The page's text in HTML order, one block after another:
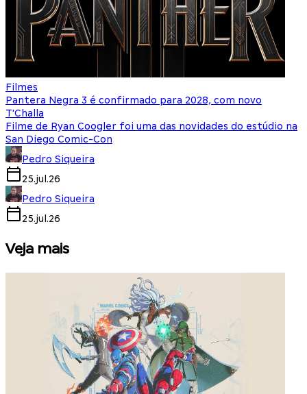
Filmes
Pantera Negra 3 é confirmado para 2028, com novo
T'Challa
Filme de Ryan Coogler foi uma das novidades do estúdio na
San Diego Comic-Con
Pedro Siqueira
25.jul.26
Pedro Siqueira
25.jul.26
Veja mais